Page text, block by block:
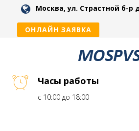
Москва, ул. Страстной б-р
ОНЛАЙН ЗАЯВКА
Часы работы
с 10:00 до 18:00